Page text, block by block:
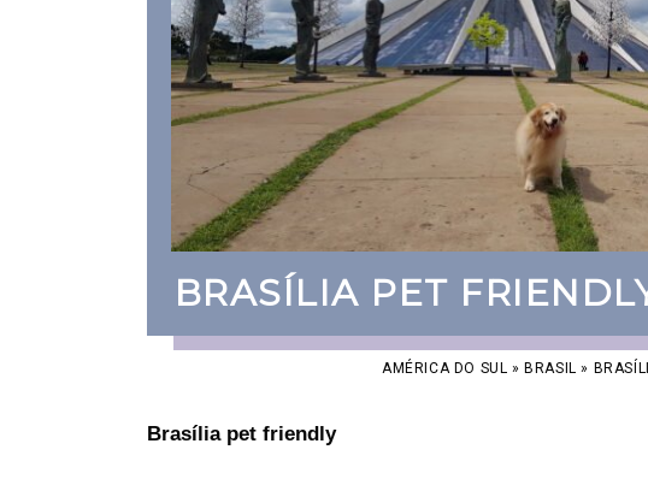
BRASÍLIA PET
AMÉRICA DO SUL » BRASIL »
Brasília pet friendly